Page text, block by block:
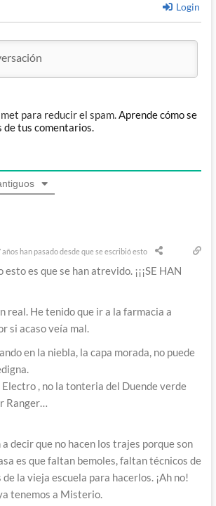
Login
para reducir el spam.Aprende cómo se
de tus comentarios.
años han pasado desde que se escribió esto
es que se han atrevido. ¡¡¡SE HAN
real. He tenido que ir a la farmacia a
si acaso veía mal.
en la niebla, la capa morada, no puede
, no la tonteria del Duende verde
Ranger…
decir que no hacen los trajes porque son
es que faltan bemoles, faltan técnicos de
la vieja escuela para hacerlos. ¡Ah no!
tenemos a Misterio.